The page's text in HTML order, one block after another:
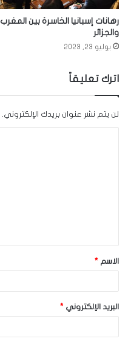
رهانات إسبانيا الخاسرة بين المغرب
والجزائر
يوليو 23, 2023
اترك تعليقاً
لن يتم نشر عنوان بريدك الإلكتروني.
ق
*
الاسم *
البريد الإلكتروني *